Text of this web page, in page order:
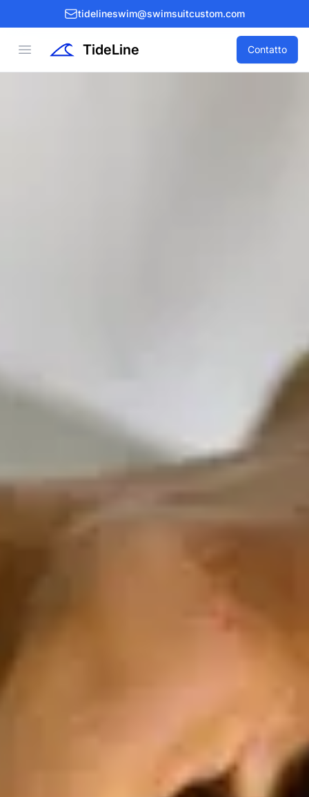
tidelineswim@swimsuitcustom.com
Open menu TideLine Contatto